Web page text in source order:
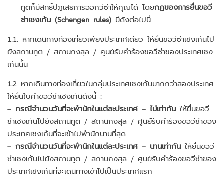
ทูตก็มีสิทธิ์ปฏิเสธการออกวีซ่าให้คุณได้ โดยกฏของการยื่นขอวี
ซ่าเชงเก้น (Schengen rules)มีดังต่อไปนี้
1.1. หากเดินทางท่องเที่ยวเพียงประเทศเดียว ให้ยื่นขอวีซ่าเชงเก้นไป
ยังสถานทูต / สถานกงสุล / ศูนย์รับคำร้องขอวีซ่าของประเทศเชง
เก้นนั้น
1.2 หากเดินทางท่องเที่ยวในกลุ่มประเทศเชงเก้นมากกว่าสองประเทศ
ให้ยื่นใบคำขอวีซ่าเชงเก้นดังนี้ :
– กรณีจำนวนวันที่จะพำนักในแต่ละประเทศ – ไม่เท่ากัน ให้ยื่นขอวี
ซ่าเชงเก้นไปยังสถานทูต / สถานกงสุล / ศูนย์รับคำร้องขอวีซ่าของ
ประเทศเชงเก้นที่จะเข้าไปพำนักนานที่สุด
– กรณีจำนวนวันที่จะพำนักในแต่ละประเทศ – นานเท่ากัน ให้ยื่นขอวี
ซ่าเชงเก้นไปยังสถานทูต / สถานกงสุล / ศูนย์รับคำร้องขอวีซ่าของ
ประเทศเชงเก้นที่จะเดินทางเข้าไปเป็นประเทศแรก